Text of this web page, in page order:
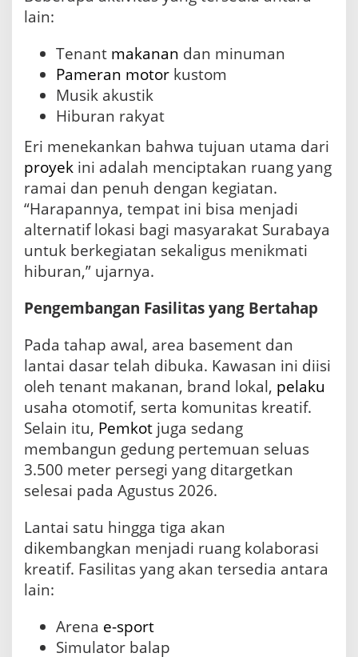
lain:
Tenant makanan dan minuman
Pameran motor kustom
Musik akustik
Hiburan rakyat
Eri menekankan bahwa tujuan utama dari
proyek ini adalah menciptakan ruang yang
ramai dan penuh dengan kegiatan.
“Harapannya, tempat ini bisa menjadi
alternatif lokasi bagi masyarakat Surabaya
untuk berkegiatan sekaligus menikmati
hiburan,” ujarnya.
Pengembangan Fasilitas yang Bertahap
Pada tahap awal, area basement dan
lantai dasar telah dibuka. Kawasan ini diisi
oleh tenant makanan, brand lokal, pelaku
usaha otomotif, serta komunitas kreatif.
Selain itu, Pemkot juga sedang
membangun gedung pertemuan seluas
3.500 meter persegi yang ditargetkan
selesai pada Agustus 2026.
Lantai satu hingga tiga akan
dikembangkan menjadi ruang kolaborasi
kreatif. Fasilitas yang akan tersedia antara
lain:
Arena e-sport
Simulator balap